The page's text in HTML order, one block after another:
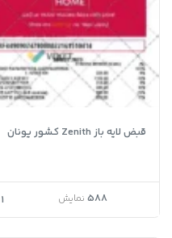
قبض لایه باز Zenith کشور یونان
588 نمایش 1